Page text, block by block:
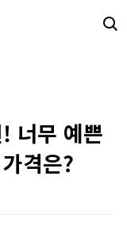
너무 예쁜
격은?